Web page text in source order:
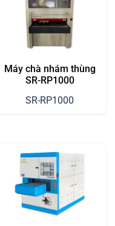
Máy chà nhám thùng
SR-RP1000
SR-RP1000